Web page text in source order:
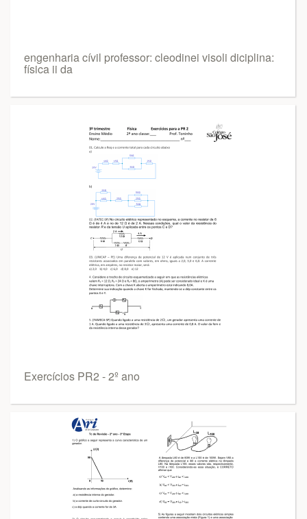
engenharia cívil professor: cleodinei visoli diciplina:
física ii da
Exercícios PR2 - 2º ano